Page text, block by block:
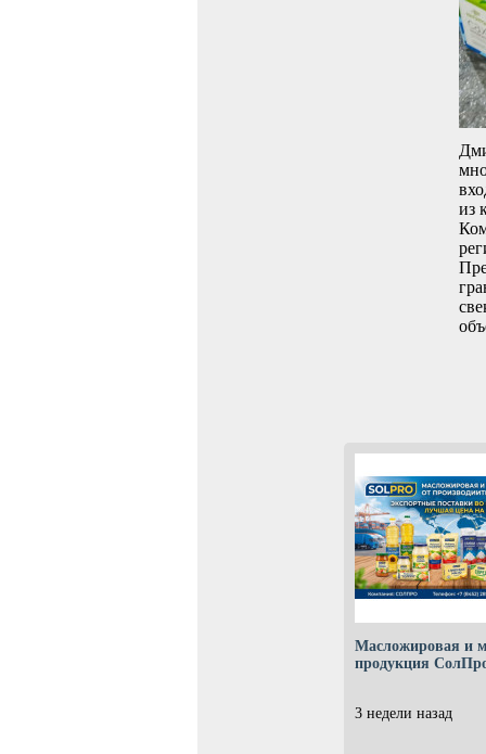
из
Масложировая и
продукция
3 недели назад